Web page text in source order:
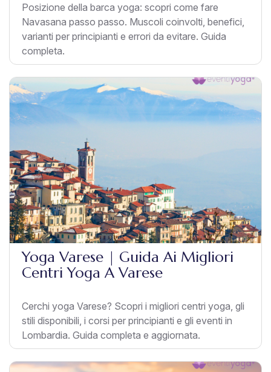
Posizione della barca yoga: scopri come fare
Navasana passo passo. Muscoli coinvolti, benefici,
varianti per principianti e errori da evitare. Guida
completa.
Yoga Varese | Guida Ai Migliori
Centri Yoga A Varese
Cerchi yoga Varese? Scopri i migliori centri yoga, gli
stili disponibili, i corsi per principianti e gli eventi in
Lombardia. Guida completa e aggiornata.